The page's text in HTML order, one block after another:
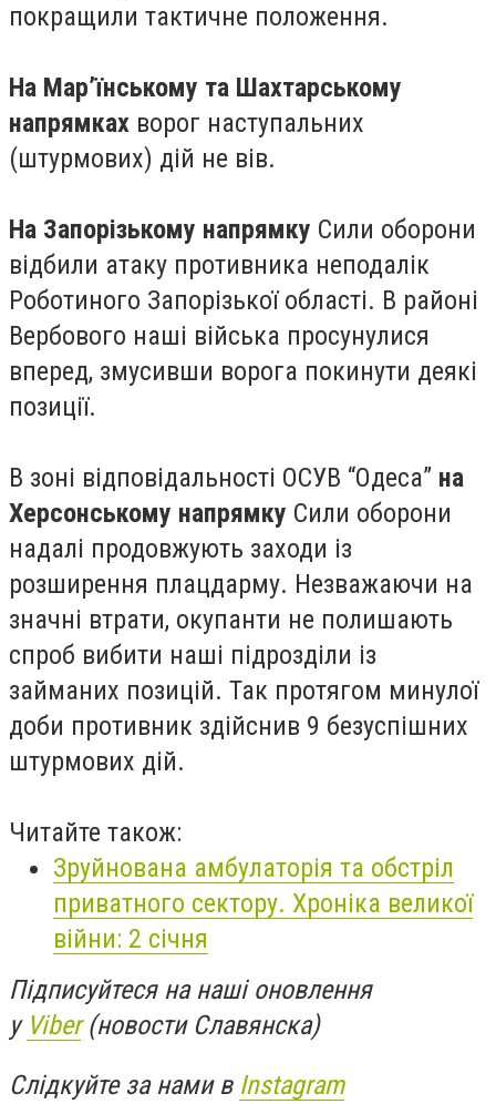
покращили тактичне положення.
На Мар’їнському та Шахтарському
напрямках ворог наступальних
(штурмових) дій не вів.
На Запорізькому напрямку Сили оборони
відбили атаку противника неподалік
Роботиного Запорізької області. В районі
Вербового наші війська просунулися
вперед, змусивши ворога покинути деякі
позиції.
В зоні відповідальності ОСУВ “Одеса” на
Херсонському напрямку Сили оборони
надалі продовжують заходи із
розширення плацдарму. Незважаючи на
значні втрати, окупанти не полишають
спроб вибити наші підрозділи із
займаних позицій. Так протягом минулої
доби противник здійснив 9 безуспішних
штурмових дій.
Читайте також:
Зруйнована амбулаторія та обстріл
приватного сектору. Хроніка великої
війни: 2 січня
Підписуйтеся на наші оновлення
у Viber(новости Славянска)
Слідкуйте за нами в Instagram